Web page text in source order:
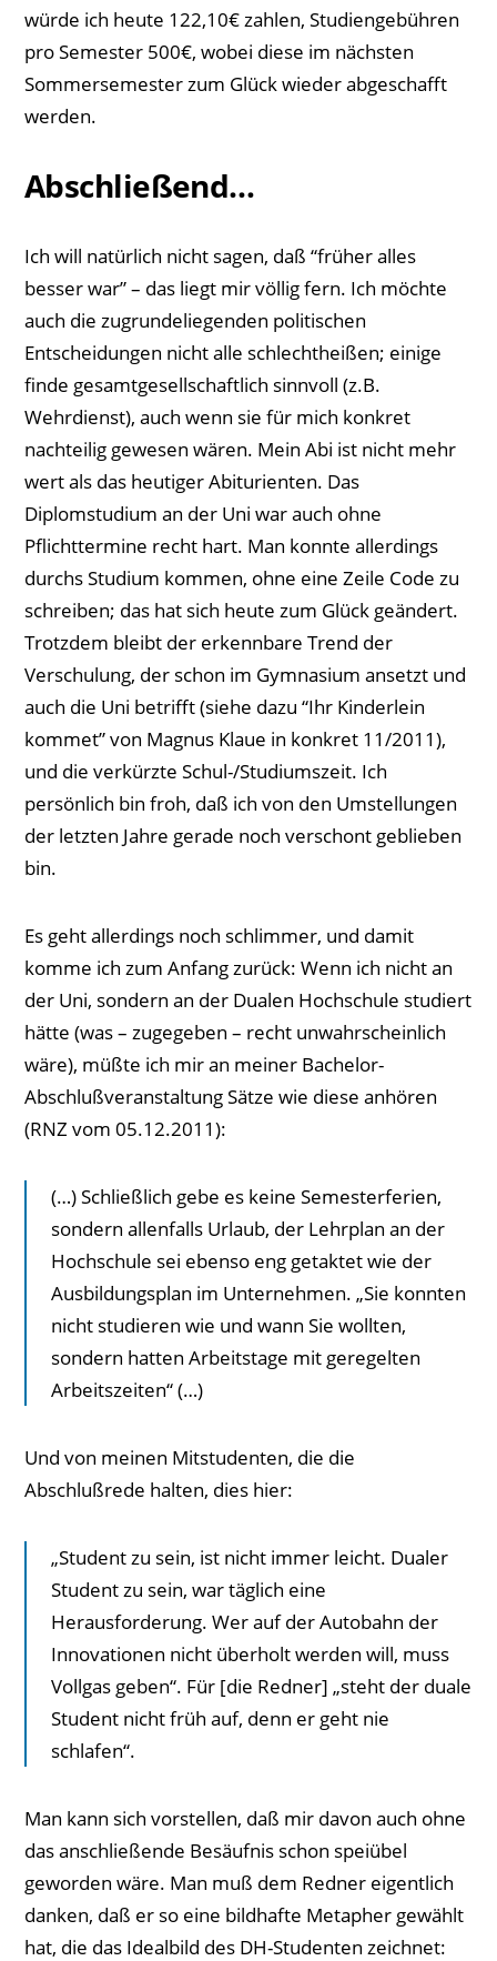
würde ich heute 122,10€ zahlen, Studiengebühren
pro Semester 500€, wobei diese im nächsten
Sommersemester zum Glück wieder abgeschafft
werden.
Abschließend…
Ich will natürlich nicht sagen, daß “früher alles
besser war” – das liegt mir völlig fern. Ich möchte
auch die zugrundeliegenden politischen
Entscheidungen nicht alle schlechtheißen; einige
finde gesamtgesellschaftlich sinnvoll (z.B.
Wehrdienst), auch wenn sie für mich konkret
nachteilig gewesen wären. Mein Abi ist nicht mehr
wert als das heutiger Abiturienten. Das
Diplomstudium an der Uni war auch ohne
Pflichttermine recht hart. Man konnte allerdings
durchs Studium kommen, ohne eine Zeile Code zu
schreiben; das hat sich heute zum Glück geändert.
Trotzdem bleibt der erkennbare Trend der
Verschulung, der schon im Gymnasium ansetzt und
auch die Uni betrifft (siehe dazu “Ihr Kinderlein
kommet” von Magnus Klaue in konkret 11/2011),
und die verkürzte Schul-/Studiumszeit. Ich
persönlich bin froh, daß ich von den Umstellungen
der letzten Jahre gerade noch verschont geblieben
bin.
Es geht allerdings noch schlimmer, und damit
komme ich zum Anfang zurück: Wenn ich nicht an
der Uni, sondern an der Dualen Hochschule studiert
hätte (was – zugegeben – recht unwahrscheinlich
wäre), müßte ich mir an meiner Bachelor-
Abschlußveranstaltung Sätze wie diese anhören
(RNZ vom 05.12.2011):
(…) Schließlich gebe es keine Semesterferien,
sondern allenfalls Urlaub, der Lehrplan an der
Hochschule sei ebenso eng getaktet wie der
Ausbildungsplan im Unternehmen. „Sie konnten
nicht studieren wie und wann Sie wollten,
sondern hatten Arbeitstage mit geregelten
Arbeitszeiten“ (…)
Und von meinen Mitstudenten, die die
Abschlußrede halten, dies hier:
„Student zu sein, ist nicht immer leicht. Dualer
Student zu sein, war täglich eine
Herausforderung. Wer auf der Autobahn der
Innovationen nicht überholt werden will, muss
Vollgas geben“. Für [die Redner] „steht der duale
Student nicht früh auf, denn er geht nie
schlafen“.
Man kann sich vorstellen, daß mir davon auch ohne
das anschließende Besäufnis schon speiübel
geworden wäre. Man muß dem Redner eigentlich
danken, daß er so eine bildhafte Metapher gewählt
hat, die das Idealbild des DH-Studenten zeichnet: